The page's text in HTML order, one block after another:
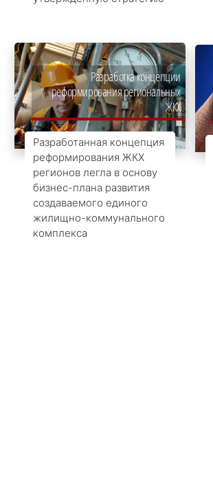
Разработка концепции
реформирования региональных
ЖКХ
Разработанная концепция
реформирования ЖКХ
регионов легла в основу
бизнес-плана развития
создаваемого единого
жилищно-коммунального
комплекса